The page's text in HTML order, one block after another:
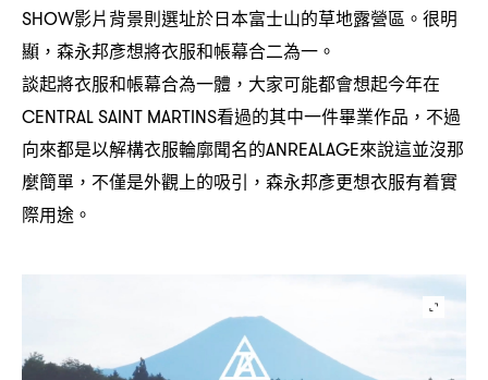
SHOW影片背景則選址於日本富士山的草地露營區。很明
顯 ， 森永邦彥想將衣服和帳幕合二為一。
談起將衣服和帳幕合為一體 ， 大家可能都會想起今年在
CENTRAL SAINT MARTINS看過的其中一件畢業作品 ， 不過
向來都是以解構衣服輪廓聞名的ANREALAGE來說這並沒那
麼簡單 ， 不僅是外觀上的吸引 ， 森永邦彥更想衣服有着實
際用途。